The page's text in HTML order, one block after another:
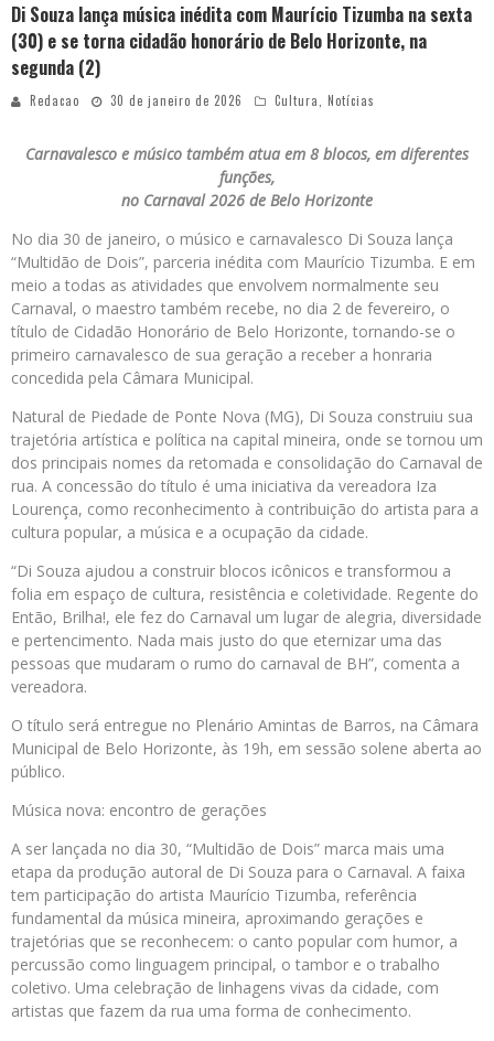
Di Souza lança música inédita com Maurício Tizumba na sexta
(30) e se torna cidadão honorário de Belo Horizonte, na
segunda (2)
Redacao 30 de janeiro de 2026 Cultura, Notícias
Carnavalesco e músico também atua em 8 blocos, em diferentes
funções,
no Carnaval 2026 de Belo Horizonte
No dia 30 de janeiro, o músico e carnavalesco Di Souza lança
“Multidão de Dois”, parceria inédita com Maurício Tizumba. E em
meio a todas as atividades que envolvem normalmente seu
Carnaval, o maestro também recebe, no dia 2 de fevereiro, o
título de Cidadão Honorário de Belo Horizonte, tornando-se o
primeiro carnavalesco de sua geração a receber a honraria
concedida pela Câmara Municipal.
Natural de Piedade de Ponte Nova (MG), Di Souza construiu sua
trajetória artística e política na capital mineira, onde se tornou um
dos principais nomes da retomada e consolidação do Carnaval de
rua. A concessão do título é uma iniciativa da vereadora Iza
Lourença, como reconhecimento à contribuição do artista para a
cultura popular, a música e a ocupação da cidade.
“Di Souza ajudou a construir blocos icônicos e transformou a
folia em espaço de cultura, resistência e coletividade. Regente do
Então, Brilha!, ele fez do Carnaval um lugar de alegria, diversidade
e pertencimento. Nada mais justo do que eternizar uma das
pessoas que mudaram o rumo do carnaval de BH”, comenta a
vereadora.
O título será entregue no Plenário Amintas de Barros, na Câmara
Municipal de Belo Horizonte, às 19h, em sessão solene aberta ao
público.
Música nova: encontro de gerações
A ser lançada no dia 30, “Multidão de Dois” marca mais uma
etapa da produção autoral de Di Souza para o Carnaval. A faixa
tem participação do artista Maurício Tizumba, referência
fundamental da música mineira, aproximando gerações e
trajetórias que se reconhecem: o canto popular com humor, a
percussão como linguagem principal, o tambor e o trabalho
coletivo. Uma celebração de linhagens vivas da cidade, com
artistas que fazem da rua uma forma de conhecimento.